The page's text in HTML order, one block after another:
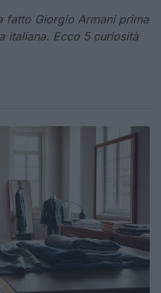
fatto Giorgio Armani prima
italiana. Ecco 5 curiosità